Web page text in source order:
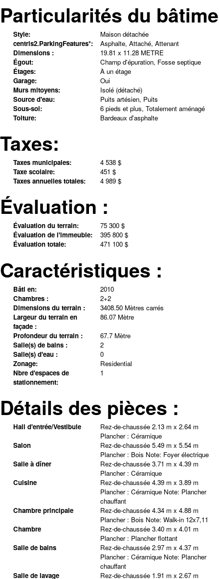
Particularités du
Style:
Maison détachée
centris2.ParkingFeatures*:
Asphalte, Attaché, Attenant
Dimensions :
19.81 x 11.28 METRE
Égout:
Champ d'épuration, Fosse septique
Étages:
À un étage
Garage:
Oui
Murs mitoyens:
Isolé (détaché)
Source d'eau:
Puits artésien, Puits
Sous-sol:
6 pieds et plus, Totalement aménagé
Toiture:
Bardeaux d'asphalte
Taxes:
Taxes municipales:
4 538 $
Taxe scolaire:
451 $
Taxes annuelles totales:
4 989 $
Évaluation :
Évaluation du terrain:
75 300 $
Évaluation de l'immeuble:
395 800 $
Évaluation totale:
471 100 $
Caractéristiques :
Bâti en:
2010
Chambres :
2+2
Dimensions du terrain :
3408.50 Mètres carrés
Largeur du terrain en
façade :
86.07 Mètre
Profondeur du terrain :
67.7 Mètre
Salle(s) de bains :
2
Salle(s) d'eau :
0
Zonage:
Residential
Nbre d'espaces de
stationnement:
1
Détails des pièces :
Hall d'entrée/Vestibule Rez-de-chaussée 2.13 m x 2.64 m
Plancher : Céramique
Salon
Rez-de-chaussée 5.49 m x 5.54 m
Plancher : Bois Note: Foyer électrique
Salle à dîner
Rez-de-chaussée 3.71 m x 4.39 m
Plancher : Céramique
Cuisine
Rez-de-chaussée 4.39 m x 3.89 m
Plancher : Céramique Note: Plancher
chauffant
Chambre principale
Rez-de-chaussée 4.34 m x 4.88 m
Plancher : Bois Note: Walk-in 12x7,11
Chambre
Rez-de-chaussée 3.40 m x 4.01 m
Plancher : Plancher flottant
Salle de bains
Rez-de-chaussée 2.97 m x 4.37 m
Plancher : Céramique Note: Plancher
chauffant
Salle de lavage
Rez-de-chaussée 1.91 m x 2.67 m